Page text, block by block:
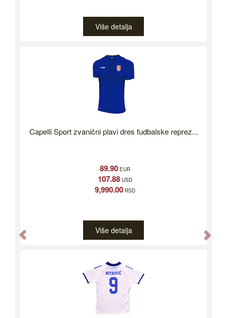
Više detalja
Capelli Sport zvanični plavi dres fudbalske reprez...
89.90EUR
107.88USD
9,990.00RSD
Više detalja